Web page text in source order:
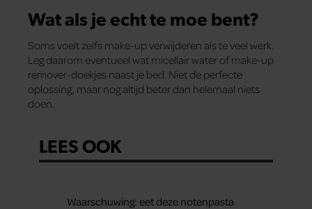
Wat als je echt te moe bent?
Soms voelt zelfs make-up verwijderen als te veel werk.
Leg daarom eventueel wat micellair water of make-up
remover-doekjes naast je bed. Niet de perfecte
oplossing, maar nog altijd beter dan helemaal niets
doen.
LEES OOK
Waarschuwing: eet deze notenpasta